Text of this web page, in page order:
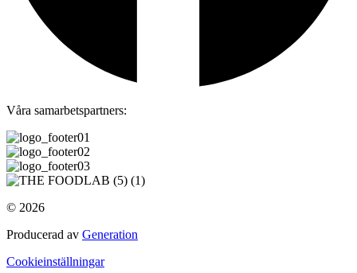
Våra samarbetspartners:
© 2026
Producerad av Generation
Cookieinställningar